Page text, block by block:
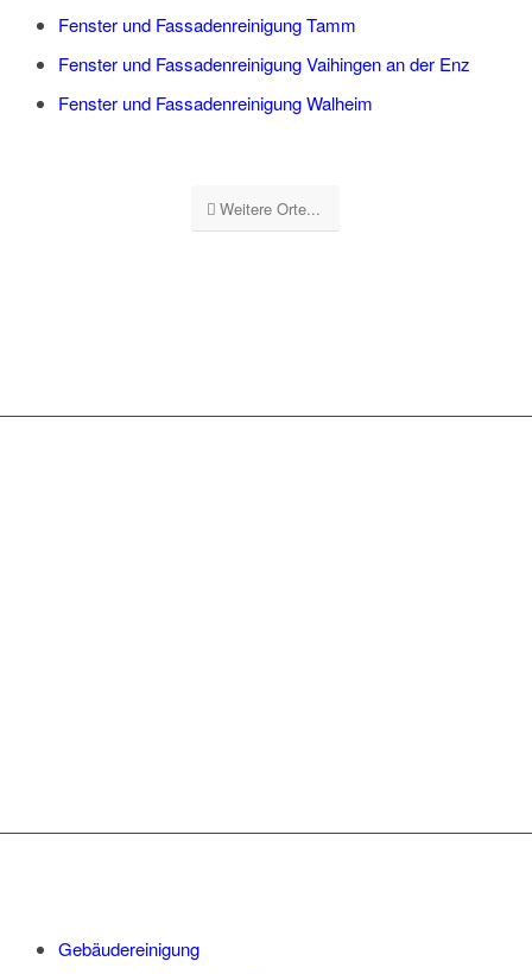
Fenster und Fassadenreinigung Tamm
Fenster und Fassadenreinigung Vaihingen an der Enz
Fenster und Fassadenreinigung Walheim
Weitere Orte...
Gebäudereinigung